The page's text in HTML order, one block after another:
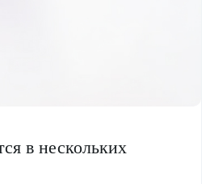
в нескольких